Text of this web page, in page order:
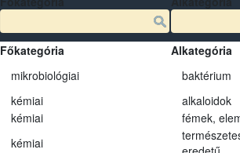
Főkategória
Alkategória
mikrobiológiai
baktérium
kémiai
alkaloidok
kémiai
fémek,
kémiai